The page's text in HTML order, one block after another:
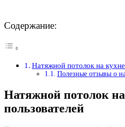
Содержание:
Натяжной потолок на
Полезные отзывы о
Натяжной потолок
пользователей